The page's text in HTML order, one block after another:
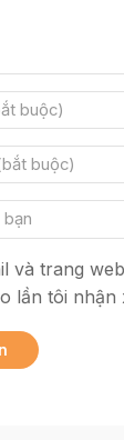
và trang
lần tôi nhận